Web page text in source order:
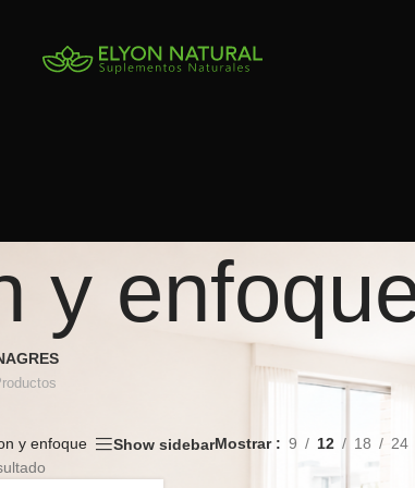
y
y enfoque
Show sidebarMostrar 9 12 18 24